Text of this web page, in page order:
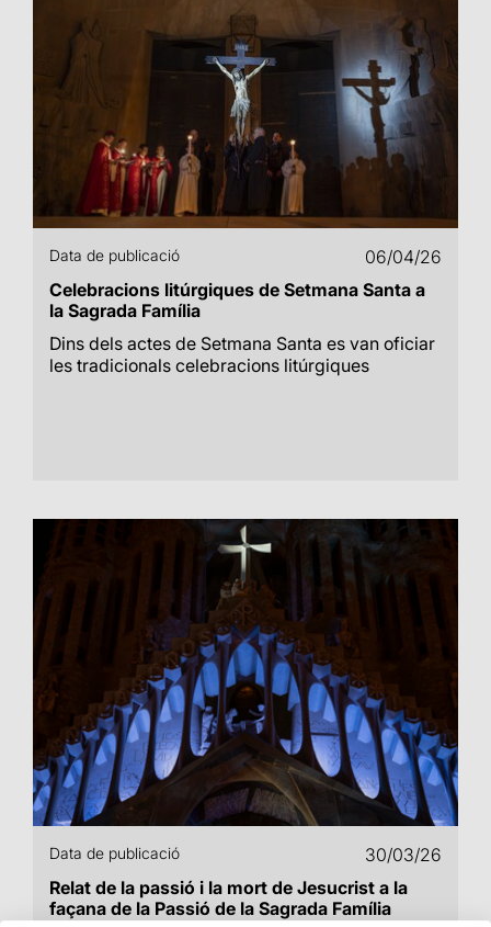
Data de publicació
06/04/26
Celebracions litúrgiques de Setmana Santa a
la Sagrada Família
Dins dels actes de Setmana Santa es van oficiar
les tradicionals celebracions litúrgiques
Data de publicació
30/03/26
Relat de la passió i la mort de Jesucrist a la
façana de la Passió de la Sagrada Família